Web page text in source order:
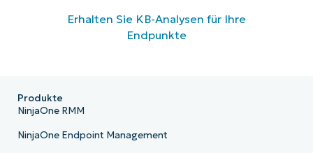
Erhalten Sie KB-Analysen für Ihre
Endpunkte
Produkte
NinjaOne RMM
NinjaOne Endpoint Management